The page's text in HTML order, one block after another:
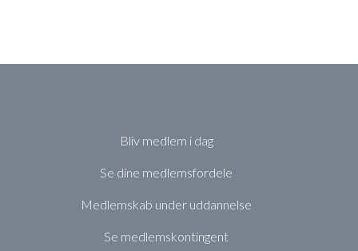
Bliv medlem i dag
Se dine medlemsfordele
Medlemskab under uddannelse
Se medlemskontingent